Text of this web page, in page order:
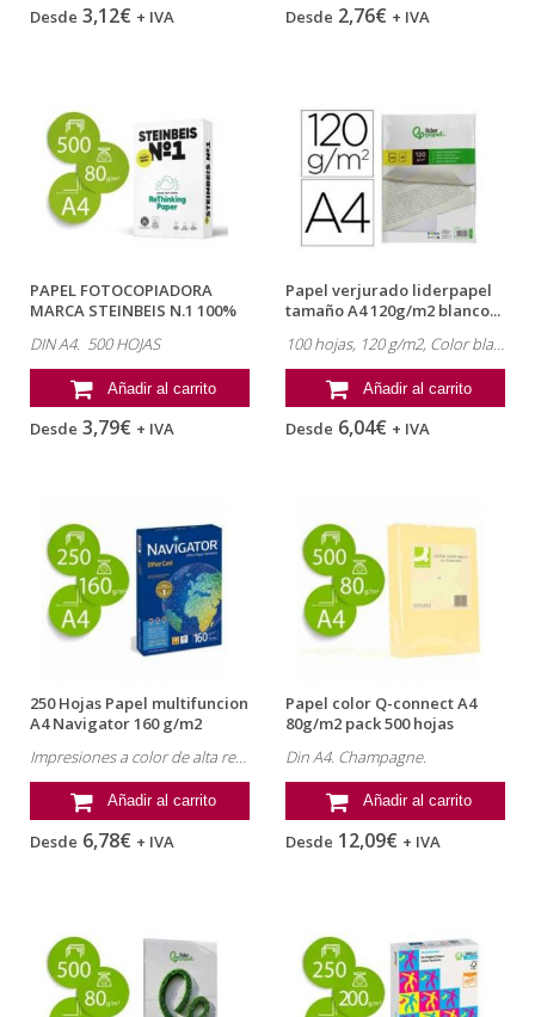
Desde 3,12€ + IVA Desde 2,76€ + IVA
PAPEL FOTOCOPIADORA
MARCA STEINBEIS N.1 100%
DIN A4. 500 HOJAS
Añadir al carrito
Desde 3,79€ + IVA
Papel verjurado liderpapel
tamaño A4 120g/m2 blanco...
100 hojas, 120 g/m2, Color blanco.
Añadir al carrito
Desde 6,04€ + IVA
250 Hojas Papel multifuncion
A4 Navigator 160 g/m2
Impresiones a color de alta resolución. Secado rápido.
Añadir al carrito
Desde 6,78€ + IVA
Papel color Q-connect A4
80g/m2 pack 500 hojas
Din A4. Champagne.
Añadir al carrito
Desde 12,09€ + IVA